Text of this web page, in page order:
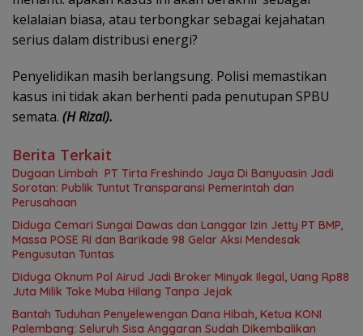
kelalaian biasa, atau terbongkar sebagai kejahatan
serius dalam distribusi energi?
Penyelidikan masih berlangsung. Polisi memastikan
kasus ini tidak akan berhenti pada penutupan SPBU
semata. (H Rizal).
Berita Terkait
Dugaan Limbah PT Tirta Freshindo Jaya Di Banyuasin Jadi
Sorotan: Publik Tuntut Transparansi Pemerintah dan
Perusahaan
Diduga Cemari Sungai Dawas dan Langgar Izin Jetty PT BMP,
Massa POSE RI dan Barikade 98 Gelar Aksi Mendesak
Pengusutan Tuntas
Diduga Oknum Pol Airud Jadi Broker Minyak Ilegal, Uang Rp88
Juta Milik Toke Muba Hilang Tanpa Jejak
Bantah Tuduhan Penyelewengan Dana Hibah, Ketua KONI
Palembang: Seluruh Sisa Anggaran Sudah Dikembalikan